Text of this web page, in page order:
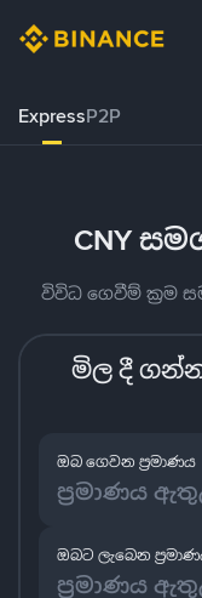
ExpressP2P
CNY
විවිධ ගෙවීම් ක්‍රම
මිල දී
ඔබ ගෙවන ප්‍රමාණය
ඔබට ලැබෙන